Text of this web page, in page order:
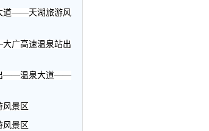
——天湖旅游风
广高速温泉站出
——温泉大道——
景区
景区